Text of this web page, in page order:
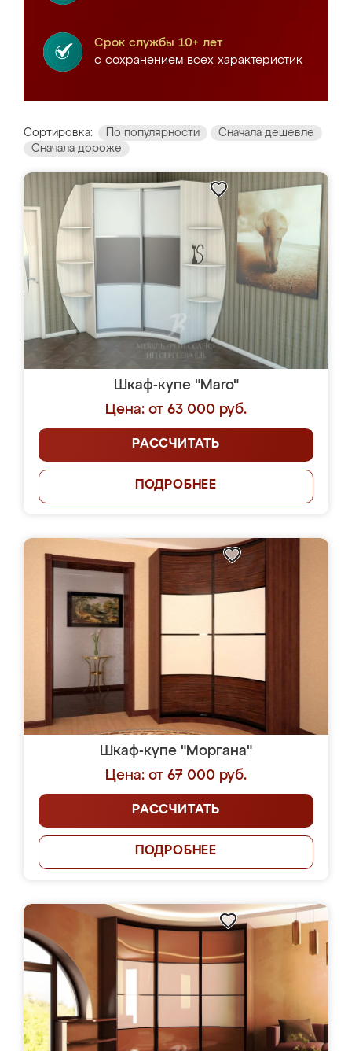
Срок службы 10+ лет
с сохранением всех характеристик
Сортировка: По популярности
Сначала дешевле
Сначала дороже
Шкаф-купе "Maro"
Цена: от 63 000 руб.
РАССЧИТАТЬ
ПОДРОБНЕЕ
Шкаф-купе "Моргана"
Цена: от 67 000 руб.
РАССЧИТАТЬ
ПОДРОБНЕЕ